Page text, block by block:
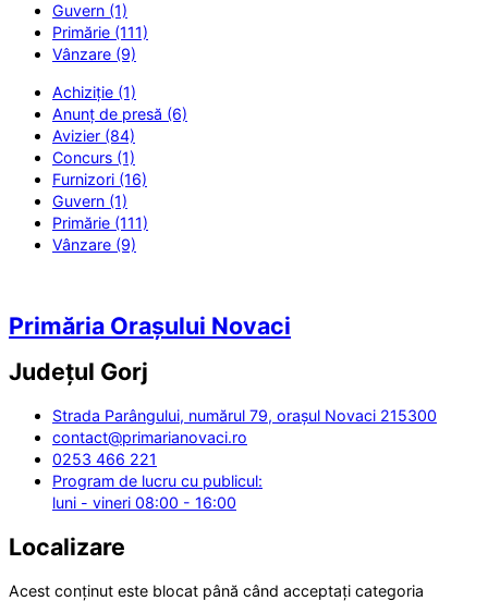
Guvern (1)
Primărie (111)
Vânzare (9)
Achiziție (1)
Anunț de presă (6)
Avizier (84)
Concurs (1)
Furnizori (16)
Guvern (1)
Primărie (111)
Vânzare (9)
Primăria Orașului Novaci
Județul Gorj
Strada Parângului, numărul 79, orașul Novaci 215300
contact@primarianovaci.ro
0253 466 221
Program de lucru cu publicul:
luni - vineri 08:00 - 16:00
Localizare
Acest conținut este blocat până când acceptați categoria